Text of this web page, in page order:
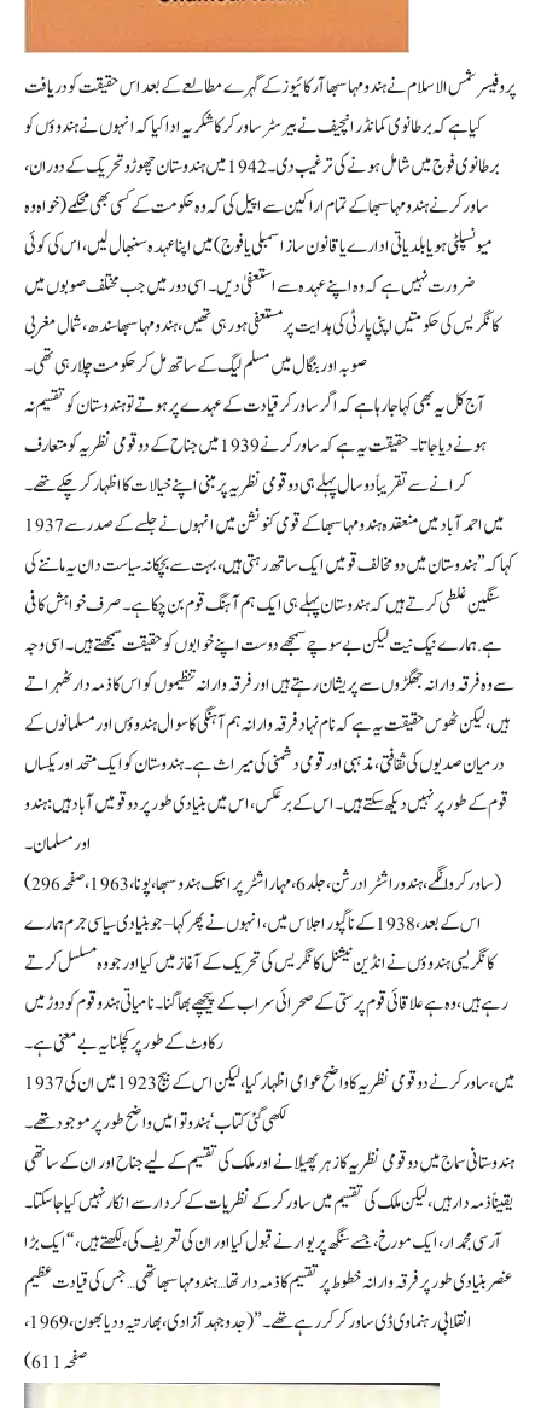
پروفیسر شمس الاسلام نے ہندو مہاسبھا آرکائیوز کے گہرے مطالعے کے بعد اس حقیقت کو دریافت
کیا ہے کہ برطانوی کمانڈر انچیف نے بیرسٹر ساورکر کا شکریہ ادا کیا کہ انہوں نے ہندوؤں کو
برطانوی فوج میں شامل ہونے کی ترغیب دی۔ 1942 میں ہندوستان چھوڑو تحریک کے دوران،
ساورکر نے ہندو مہاسبھا کے تمام اراکین سے اپیل کی کہ وہ حکومت کے کسی بھی محکمے (خواہ وہ
میونسپلٹی ہو یا بلدیاتی ادارے یا قانون ساز اسمبلی یا فوج) میں اپنا عہدہ سنبھال لیں، اس کی کوئی
ضرورت نہیں ہے کہ وہ اپنے عہدہ سے استعفیٰ دیں۔اسی دور میں جب مختلف صوبوں میں
کانگریس کی حکومتیں اپنی پارٹی کی ہدایت پر مستعفی ہو رہی تھیں، ہندو مہاسبھا سندھ، شمال مغربی
صوبہ اور بنگال میں مسلم لیگ کے ساتھ مل کر حکومت چلا رہی تھی۔
آج کل یہ بھی کہا جا رہا ہے کہ اگر ساورکر قیادت کے عہدے پر ہوتے تو ہندوستان کو تقسیم نہ
ہونے دیا جاتا۔ حقیقت یہ ہے کہ ساورکر نے 1939 میں جناح کے دو قومی نظریہ کو متعارف
کرانے سے تقریباً دو سال پہلے ہی دوقومی نظریہ پرمبنی اپنے خیالات کا اظہار کرچکے تھے۔
1937 میں احمد آباد میں منعقدہ ہندو مہاسبھا کے قومی کنونشن میں انہوں نےجلسے کےصدرسے
کہاکہ ’’ہندوستان میں دو مخالف قومیں ایک ساتھ رہتی ہیں، بہت سے بچکانہ سیاست دان یہ ماننے کی
سنگین غلطی کرتے ہیں کہ ہندوستان پہلے ہی ایک ہم آہنگ قوم بن چکا ہے۔ صرف خواہش کافی
ہے. ہمارے نیک نیت لیکن بے سوچے سمجھے دوست اپنے خوابوں کو حقیقت سمجھتے ہیں۔ اسی وجہ
سے وہ فرقہ وارانہ جھگڑوں سے پریشان رہتے ہیں اور فرقہ وارانہ تنظیموں کو اس کا ذمہ دار ٹھہراتے
ہیں، لیکن ٹھوس حقیقت یہ ہے کہ نام نہاد فرقہ وارانہ ہم آہنگی کا سوال ہندوؤں اور مسلمانوں کے
درمیان صدیوں کی ثقافتی، مذہبی اور قومی دشمنی کی میراث ہے۔ ہندوستان کو ایک متحد اور یکساں
قوم کے طور پر نہیں دیکھ سکتے ہیں ۔اس کے برعکس، اس میں بنیادی طور پر دو قومیں آباد ہیں: ہندو
اور مسلمان۔
(ساورکر وانگمے، ہندو راشٹرا درشن، جلد 6، مہاراشٹر پرانتک ہندو سبھا، پونا، 1963، صفحہ 296)
اس کے بعد، 1938 کے ناگپور اجلاس میں، انہوں نے پھر کہا – جو بنیادی سیاسی جرم ہمارے
کانگریسی ہندوؤں نے انڈین نیشنل کانگریس کی تحریک کے آغاز میں کیا اور جو وہ مسلسل کرتے
رہے ہیں، وہ ہے علاقائی قوم پرستی کے صحرائی سراب کے پیچھے بھاگنا۔ نامیاتی ہندو قوم کو دوڑ میں
رکاوٹ کے طور پر کچلنا یہ بے معنی ہے۔
1937 میں، ساورکر نے دو قومی نظریہ کا واضح عوامی اظہار کیا، لیکن اس کے بیج 1923 میں ان کی
لکھی گئی کتاب ‘ہندوتوا میں واضح طور پر موجود تھے۔
ہندوستانی سماج میں دو قومی نظریہ کا زہر پھیلانے اور ملک کی تقسیم کے لیے جناح اور ان کے ساتھی
یقیناً ذمہ دار ہیں، لیکن ملک کی تقسیم میں ساورکر کے نظریات کے کردار سے انکار نہیں کیا جا سکتا۔
آر سی مجمدار، ایک مورخ، جسے سنگھ پریوار نے قبول کیا اور ان کی تعریف کی، لکھتے ہیں، “ایک بڑا
عنصر بنیادی طور پر فرقہ وارانہ خطوط پر تقسیم کا ذمہ دار تھا… ہندو مہاسبھا تھی… جس کی قیادت عظیم
انقلابی رہنما وی ڈی ساورکر کر رہے تھے۔” (جدوجہد آزادی، بھارتیہ ودیا بھون، 1969،
صفحہ 611)